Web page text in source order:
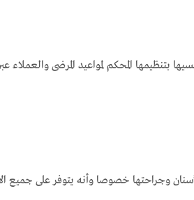
بتنظيمها المحكم لمواعيد المرضى
وجراحتها خصوصا وأنه يتوفر على جميع